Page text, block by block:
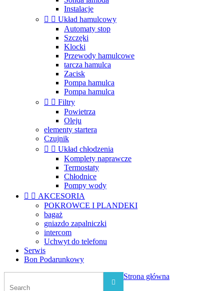
Instalacje
  Układ hamulcowy
Automaty stop
Szczęki
Klocki
Przewody hamulcowe
tarcza hamulca
Zacisk
Pompa hamulca
Pompa hamulca
  Filtry
Powietrza
Oleju
elementy startera
Czujnik
  Układ chłodzenia
Komplety naprawcze
Termostaty
Chłodnice
Pompy wody
  AKCESORIA
POKROWCE I PLANDEKI
bagaż
gniazdo zapalniczki
intercom
Uchwyt do telefonu
Serwis
Bon Podarunkowy

Strona główna